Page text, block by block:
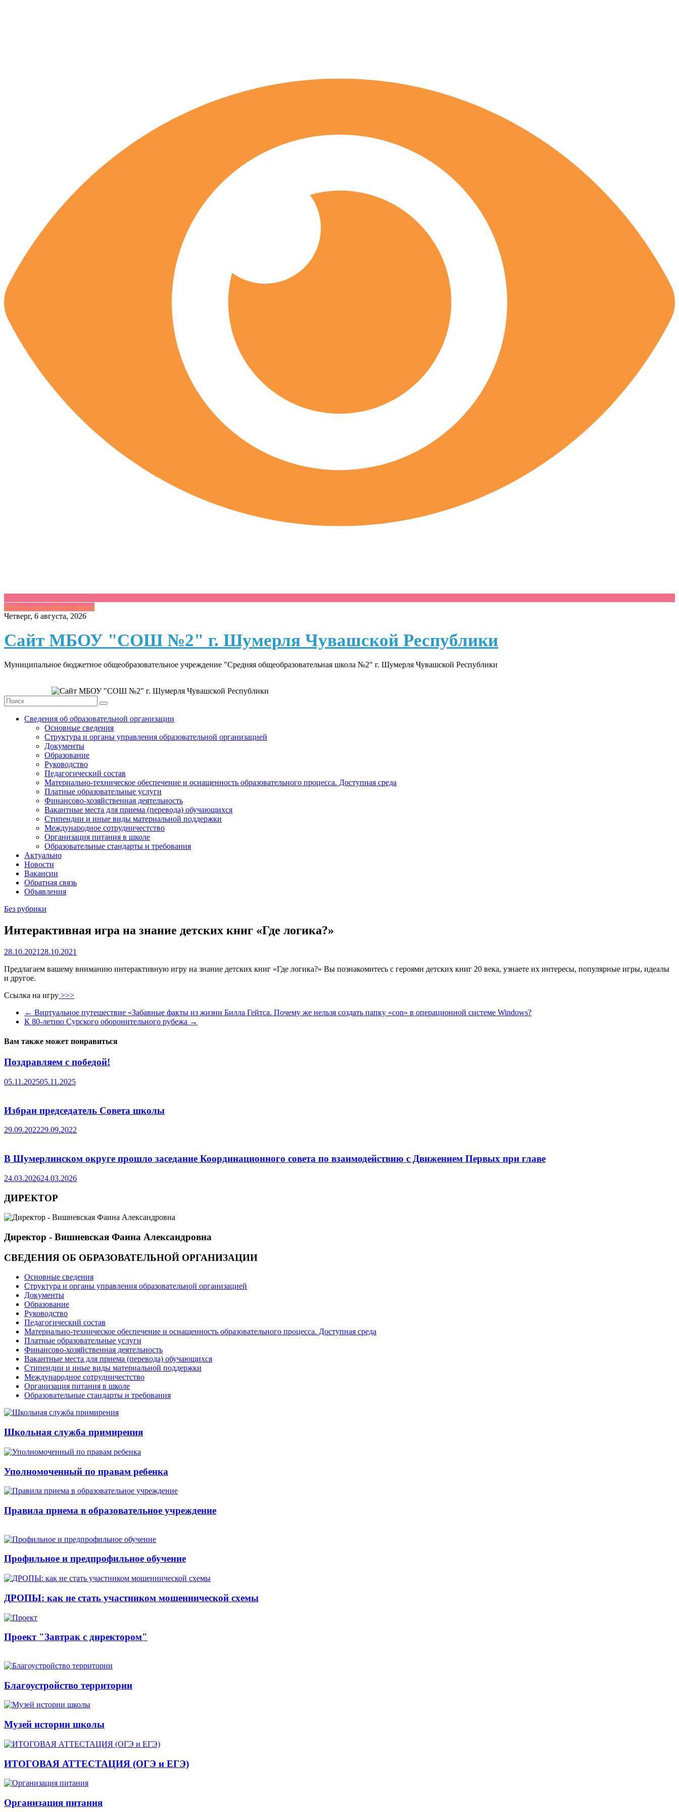
Версия для слабовидящих
Skip
content
Четверг, 6 августа, 2026
Сайт МБОУ "СОШ №2" г. Шумерля Чувашской Республики
Муниципальное бюджетное общеобразовательное учреждение "Средняя общеобразовательная школа №2" г. Шумерля Чувашской Республики
Сведения об образовательной организации
Основные сведения
Структура и органы управления образовательной организацией
Документы
Образование
Руководство
Педагогический состав
Материально-техническое обеспечение и оснащенность образовательного процесса. Доступная среда
Платные образовательные услуги
Финансово-хозяйственная деятельность
Вакантные места для приема (перевода) обучающихся
Стипендии и иные виды материальной поддержки
Международное сотрудничестство
Организация питания в школе
Образовательные стандарты и требования
Актуально
Новости
Вакансии
Обратная связь
Объявления
Без рубрики
Интерактивная игра на знание детских книг «Где логика?»
28.10.2021 28.10.2021
Предлагаем вашему вниманию интерактивную игру на знание детских книг «Где логика?» Вы познакомитесь с героями детских книг 20 века, узнаете их интересы, популярные игры, идеалы
и другое.
Ссылка на игру >>>
← Виртуальное путешествие «Забавные факты из жизни Билла Гейтса. Почему же нельзя создать папку «con» в операционной системе Windows?
К 80-летию Сурского оборонительного рубежа →
Вам также может понравиться
Поздравляем с победой!
05.11.202505.11.2025
Избран председатель Совета школы
29.09.202229.09.2022
В Шумерлинском округе прошло заседание Координационного совета по взаимодействию с Движением Первых при главе
24.03.202624.03.2026
ДИРЕКТОР
Директор - Вишневская Фаина Александровна
СВЕДЕНИЯ ОБ ОБРАЗОВАТЕЛЬНОЙ ОРГАНИЗАЦИИ
Основные сведения
Структура и органы управления образовательной организацией
Документы
Образование
Руководство
Педагогический состав
Материально-техническое обеспечение и оснащенность образовательного процесса. Доступная среда
Платные образовательные услуги
Финансово-хозяйственная деятельность
Вакантные места для приема (перевода) обучающихся
Стипендии и иные виды материальной поддержки
Международное сотрудничестство
Организация питания в школе
Образовательные стандарты и требования
Школьная служба примирения
Уполномоченный по правам ребенка
Правила приема в образовательное учреждение
Профильное и предпрофильное обучение
ДРОПЫ: как не стать участником мошеннической схемы
Проект "Завтрак с директором"
Благоустройство территории
Музей истории школы
ИТОГОВАЯ АТТЕСТАЦИЯ (ОГЭ и ЕГЭ)
Организация питания